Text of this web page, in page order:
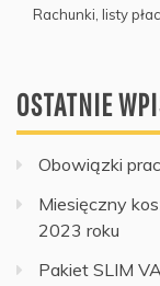
Rachunki, listy
OSTATNIE
Obowiązki
Miesięczny
2023 roku
Pakiet SLIM